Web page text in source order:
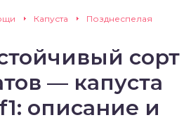
Капуста Позднеспелая
сорт
— капуста
описание и